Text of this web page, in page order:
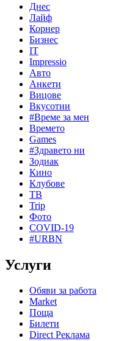
Днес
Лайф
Корнер
Бизнес
IT
Impressio
Авто
Анкети
Вицове
Вкусотии
#Време за мен
Времето
Games
#Здравето ни
Зодиак
Кино
Клубове
ТВ
Trip
Фото
COVID-19
#URBN
Услуги
Обяви за работа
Market
Поща
Билети
Direct Реклама